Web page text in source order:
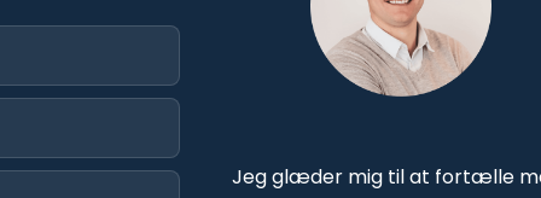
Jeg glæder mig til at fortælle